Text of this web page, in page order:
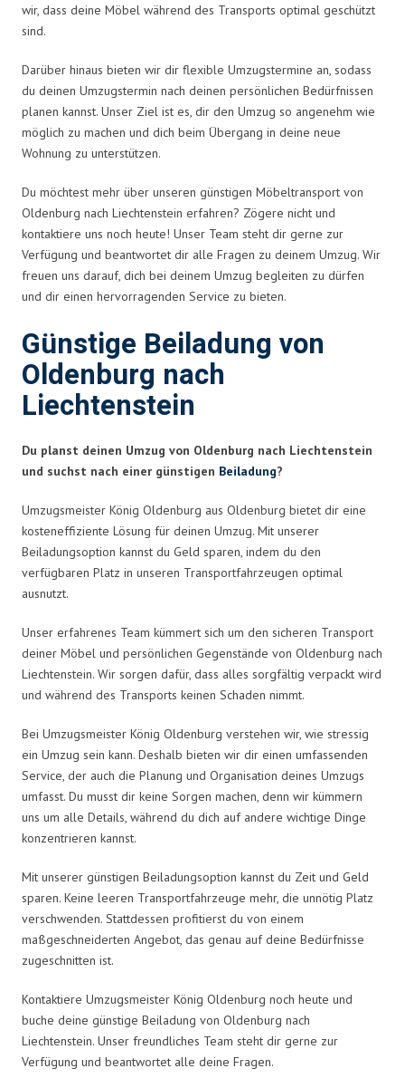
wir, dass deine Möbel während des Transports optimal geschützt
sind.
Darüber hinaus bieten wir dir flexible Umzugstermine an, sodass
du deinen Umzugstermin nach deinen persönlichen Bedürfnissen
planen kannst. Unser Ziel ist es, dir den Umzug so angenehm wie
möglich zu machen und dich beim Übergang in deine neue
Wohnung zu unterstützen.
Du möchtest mehr über unseren günstigen Möbeltransport von
Oldenburg nach Liechtenstein erfahren? Zögere nicht und
kontaktiere uns noch heute! Unser Team steht dir gerne zur
Verfügung und beantwortet dir alle Fragen zu deinem Umzug. Wir
freuen uns darauf, dich bei deinem Umzug begleiten zu dürfen
und dir einen hervorragenden Service zu bieten.
Günstige Beiladung von
Oldenburg nach
Liechtenstein
Du planst deinen Umzug von Oldenburg nach Liechtenstein
und suchst nach einer günstigen Beiladung?
Umzugsmeister König Oldenburg aus Oldenburg bietet dir eine
kosteneffiziente Lösung für deinen Umzug. Mit unserer
Beiladungsoption kannst du Geld sparen, indem du den
verfügbaren Platz in unseren Transportfahrzeugen optimal
ausnutzt.
Unser erfahrenes Team kümmert sich um den sicheren Transport
deiner Möbel und persönlichen Gegenstände von Oldenburg nach
Liechtenstein. Wir sorgen dafür, dass alles sorgfältig verpackt wird
und während des Transports keinen Schaden nimmt.
Bei Umzugsmeister König Oldenburg verstehen wir, wie stressig
ein Umzug sein kann. Deshalb bieten wir dir einen umfassenden
Service, der auch die Planung und Organisation deines Umzugs
umfasst. Du musst dir keine Sorgen machen, denn wir kümmern
uns um alle Details, während du dich auf andere wichtige Dinge
konzentrieren kannst.
Mit unserer günstigen Beiladungsoption kannst du Zeit und Geld
sparen. Keine leeren Transportfahrzeuge mehr, die unnötig Platz
verschwenden. Stattdessen profitierst du von einem
maßgeschneiderten Angebot, das genau auf deine Bedürfnisse
zugeschnitten ist.
Kontaktiere Umzugsmeister König Oldenburg noch heute und
buche deine günstige Beiladung von Oldenburg nach
Liechtenstein. Unser freundliches Team steht dir gerne zur
Verfügung und beantwortet alle deine Fragen.